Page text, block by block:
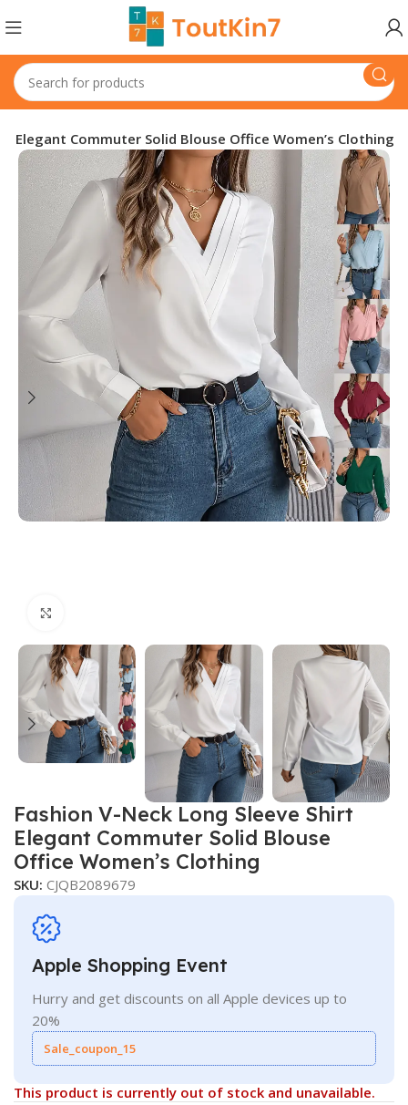
Elegant Commuter Solid Blouse Office Women’s Clothing
Fashion V-Neck Long Sleeve Shirt
Elegant Commuter Solid Blouse
Office Women’s Clothing
SKU:CJQB2089679
Apple Shopping Event
Hurry and get discounts on all Apple devices up to
20%
Sale_coupon_15
This product is currently out of stock and unavailable.